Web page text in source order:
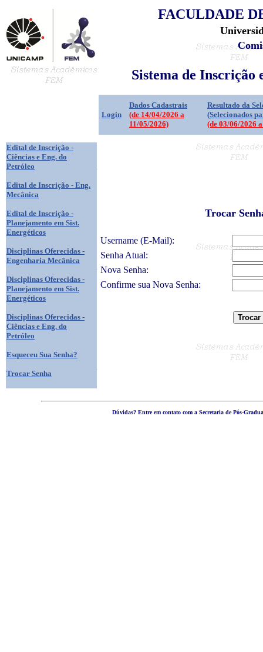
FACULDADE
Sistema de Inscrição
Login
Dados Cadastrais
(de 14/04/2026 a
11/05/2026)
Resultado da
(Selecionados
(de 03/06/2026
Edital de Inscrição -
Ciências e Eng. do
Petróleo
Edital de Inscrição - Eng.
Mecânica
Edital de Inscrição -
Planejamento em Sist.
Energéticos
Disciplinas Oferecidas -
Engenharia Mecânica
Disciplinas Oferecidas -
Planejamento em Sist.
Energéticos
Disciplinas Oferecidas -
Ciências e Eng. do
Petróleo
Esqueceu Sua Senha?
Trocar Senha
Trocar
Username (E-Mail):
Senha Atual:
Nova Senha:
Confirme sua Nova Senha:
Dúvidas? Entre em contato com a Secretaria de Pós-